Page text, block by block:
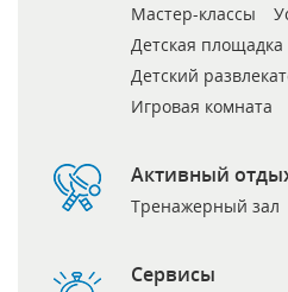
Мастер-классы
Детская площадка
Детский
Игровая комната
Активный
Тренажерный зал
Сервисы